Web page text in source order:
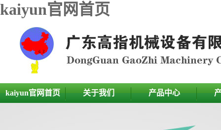
kaiyun官网首页
kaiyun官网首页 关于我们 产品中心